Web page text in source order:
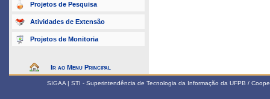
Projetos de Pesquisa
Atividades de Extensão
Projetos de Monitoria
Ir ao Menu Principal
SIGAA | STI - Superintendência de Tecnologia da Informação da UFPB /